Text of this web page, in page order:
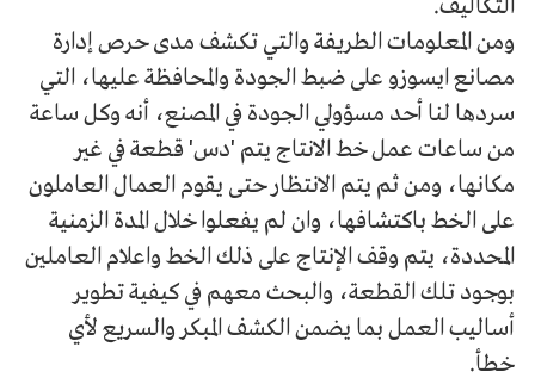
التكاليف.
ومن المعلومات الطريفة والتي تكشف مدى حرص إدارة
مصانع ايسوزو على ضبط الجودة والمحافظة عليها، التي
سردها لنا أحد مسؤولي الجودة في المصنع، أنه وكل ساعة
من ساعات عمل خط الانتاج يتم 'دس' قطعة في غير
مكانها، ومن ثم يتم الانتظار حتى يقوم العمال العاملون
على الخط باكتشافها، وان لم يفعلوا خلال المدة الزمنية
المحددة، يتم وقف الإنتاج على ذلك الخط واعلام العاملين
بوجود تلك القطعة، والبحث معهم في كيفية تطوير
أساليب العمل بما يضمن الكشف المبكر والسريع لأي
خطأ.